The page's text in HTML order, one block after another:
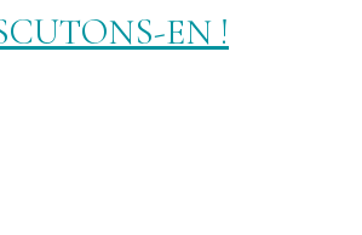
EN !